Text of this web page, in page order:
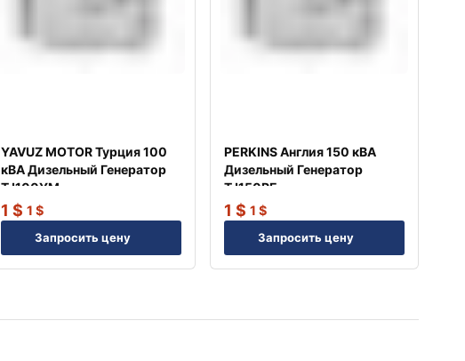
YAVUZ MOTOR Турция 100
кВА Дизельный Генератор
TJ100YM
1 $ 1 $
Запросить цену
PERKINS Англия 150 кВА
Дизельный Генератор
TJ150PE
1 $ 1 $
Запросить цену